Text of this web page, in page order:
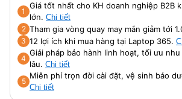
1
Giá tốt nhất cho KH doanh nghiệp B2B
lớn. Chi tiết
2 Tham gia vòng quay may mắn giảm tới
3 12 lợi ích khi mua hàng tại Laptop 365.
4
Giải pháp bảo hành linh hoạt, tối ưu
lâu. Chi tiết
5
Miễn phí trọn đời cài đặt, vệ sinh bảo
Chi tiết